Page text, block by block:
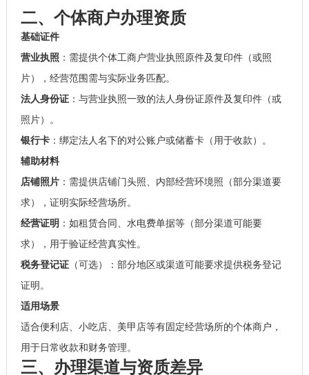
二、个体商户办理资质
基础证件
营业执照 ：需提供个体工商户营业执照原件及复印件（或照
片），经营范围需与实际业务匹配。
法人身份证：与营业执照一致的法人身份证原件及复印件（或
照片）。
银行卡：绑定法人名下的对公账户或储蓄卡（用于收款）。
辅助材料
店铺照片：需提供店铺门头照、内部经营环境照（部分渠道要
求），证明实际经营场所。
经营证明 ：如租赁合同、水电费单据等（部分渠道可能要
求），用于验证经营真实性。
税务登记证（可选）：部分地区或渠道可能要求提供税务登记
证明。
适用场景
适合便利店、小吃店、美甲店等有固定经营场所的个体商户，
用于日常收款和财务管理。
三、办理渠道与资质差异